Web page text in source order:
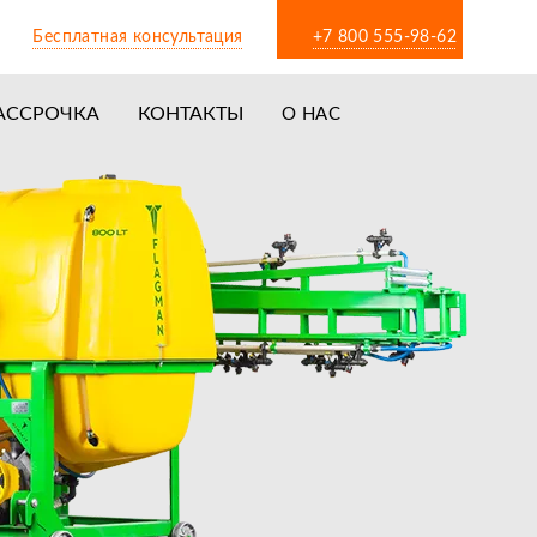
Бесплатная консультация +7 800 555-98-62
КОНТАКТЫ
О НАС